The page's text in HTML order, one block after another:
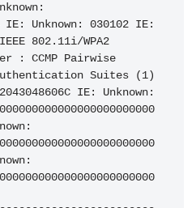
IE: Unknown: 030102 IE:
802.11i/WPA2
: CCMP Pairwise
Suites (1)
IE: Unknown: